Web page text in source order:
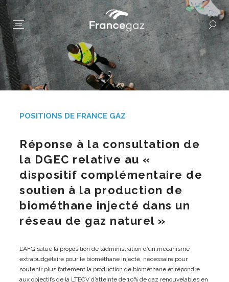
POSITIONS DE FRANCE GAZ
Réponse à la consultation de
la DGEC relative au «
dispositif complémentaire de
soutien à la production de
biométhane injecté dans un
réseau de gaz naturel »
L’AFG salue la proposition de l’administration d’un mécanisme
extrabudgétaire pour le biométhane injecté, nécessaire pour
soutenir plus fortement la production de biométhane et répondre
aux objectifs de la LTECV d’atteinte de 10% de gaz renouvelables en